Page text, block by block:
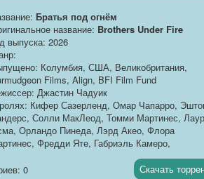
Братья под огнём
название: Brothers Under Fire
выпуска: 2026
Колумбия, США, Великобритания,
Films, Align, BFI Film Fund
Джастин Чадуик
Кифер Сазерленд, Омар Чапарро,
Солли МакЛеод, Томми Мартинес,
Орландо Пинеда, Лэрд Акео, Флора
Фредди Яте, Габриэль Камеро,
0 Скачать